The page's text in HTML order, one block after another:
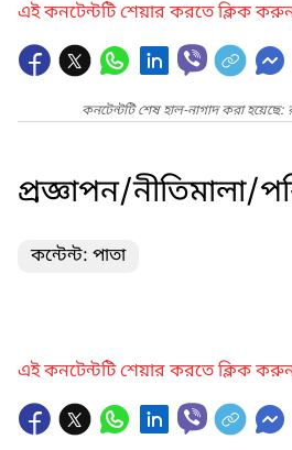
এই কনটেন্টটি শেয়ার করতে ক্লিক
কনটেন্টটি শেষ হাল-নাগাদ করা
প্রজ্ঞাপন/নীতিমালা/
কন্টেন্ট: পাতা
এই কনটেন্টটি শেয়ার করতে ক্লিক